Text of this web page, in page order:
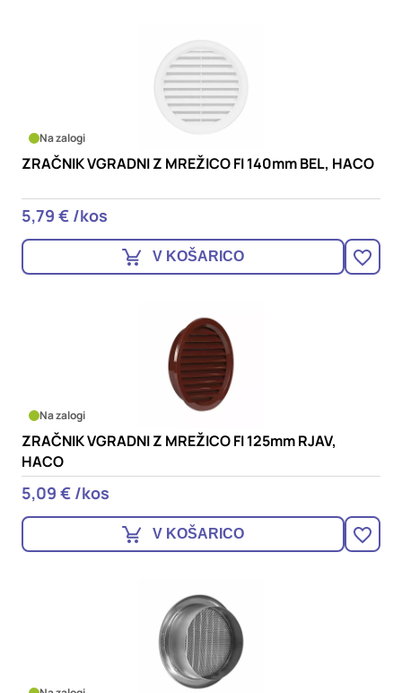
Na zalogi
ZRAČNIK VGRADNI Z MREŽICO FI 140mm BEL, HACO
5,79 € /kos
V KOŠARICO
Na zalogi
ZRAČNIK VGRADNI Z MREŽICO FI 125mm RJAV,
HACO
5,09 € /kos
V KOŠARICO